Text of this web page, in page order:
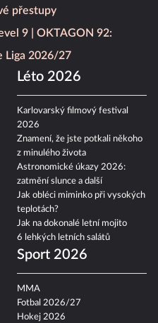
přestupy
9
OKTAGON 92:
Liga 2026/27
Léto 2026
Karlovarský filmový festival
2026
Znamení, že jste potkali někoho
z minulého života
Astronomické úkazy 2026:
zatmění slunce a další
Jak obléci miminko při vysokých
teplotách?
Jak na dokonalé letní mojito
6 lehkých letních salátů
Sport 2026
MMA
Fotbal 2026/27
Hokej 2026